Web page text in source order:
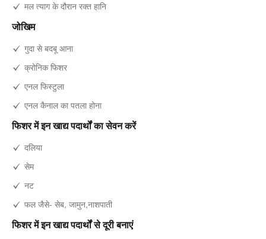
मल त्याग के दौरान रक्त हानि
जोखिम
गुदा से बदबू आना
क्रोनिक फिशर
एनल फिस्टुला
एनल कैनाल का पतला होना
फिशर में इन खाद्य पदार्थों का सेवन करें
दलिया
सेम
नट
फल जैसे- सेब, जामुन,नाशपाती
फिशर में इन खाद्य पदार्थों से दूरी बनाएं